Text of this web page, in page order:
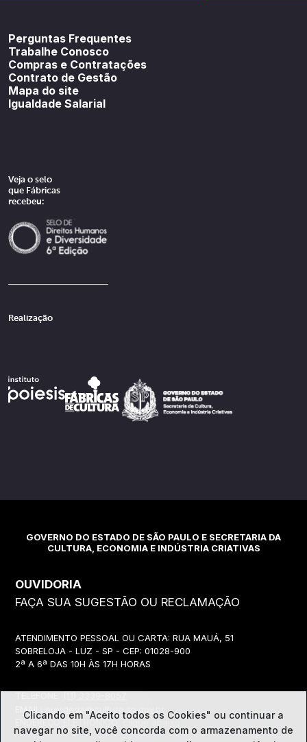
Perguntas Frequentes
Trabalhe Conosco
Compras e Contratações
Contrato de Gestão
Mapa do site
Igualdade Salarial
Veja o selo
que Fábricas
recebeu:
Realização
GOVERNO DO ESTADO DE SÃO PAULO E SECRETARIA DA
CULTURA, ECONOMIA E INDÚSTRIA CRIATIVAS
OUVIDORIA
FAÇA SUA SUGESTÃO OU RECLAMAÇÃO
ATENDIMENTO PESSOAL OU CARTA: RUA MAUÁ, 51
SOBRELOJA - LUZ - SP - CEP: 01028-900
2ª A 6ª DAS 10H ÀS 17H HORAS
EMAIL:
ouvidoria@cultura.sp.gov.br
ENDEREÇO ELETRÔNICO: clique abaixo
Clicando em "Aceito todos os Cookies" ou continuar a
navegar no site, você concorda com o armazenamento de